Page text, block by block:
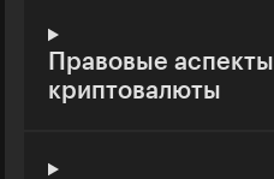
Правовые аспекты
криптовалюты